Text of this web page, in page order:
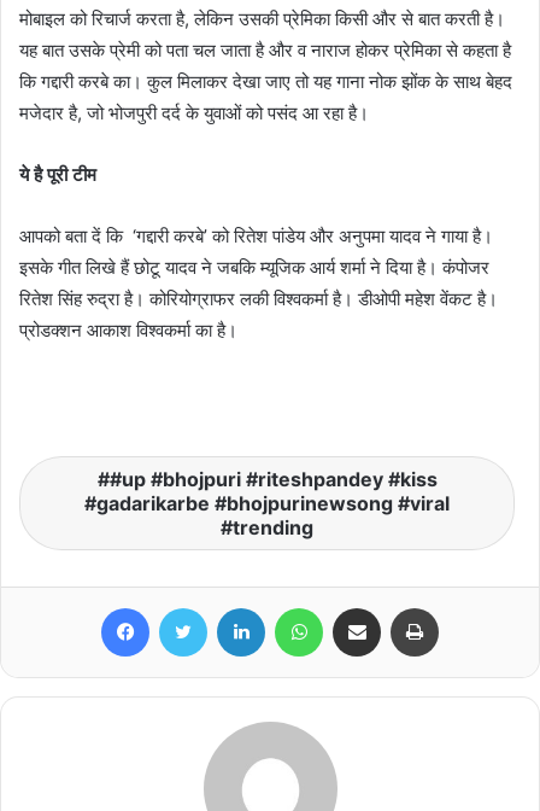
मोबाइल को रिचार्ज करता है, लेकिन उसकी प्रेमिका किसी और से बात करती है।
यह बात उसके प्रेमी को पता चल जाता है और व नाराज होकर प्रेमिका से कहता है
कि गद्दारी करबे का। कुल मिलाकर देखा जाए तो यह गाना नोक झोंक के साथ बेहद
मजेदार है, जो भोजपुरी दर्द के युवाओं को पसंद आ रहा है।
ये है पूरी टीम
आपको बता दें कि ‘गद्दारी करबे’ को रितेश पांडेय और अनुपमा यादव ने गाया है।
इसके गीत लिखे हैं छोटू यादव ने जबकि म्यूजिक आर्य शर्मा ने दिया है। कंपोजर
रितेश सिंह रुद्रा है। कोरियोग्राफर लकी विश्वकर्मा है। डीओपी महेश वेंकट है।
प्रोडक्शन आकाश विश्वकर्मा का है।
#up #bhojpuri #riteshpandey #kiss
#gadarikarbe #bhojpurinewsong #viral
#trending
FacebookTwitter LinkedIn WhatsAppShare via Email